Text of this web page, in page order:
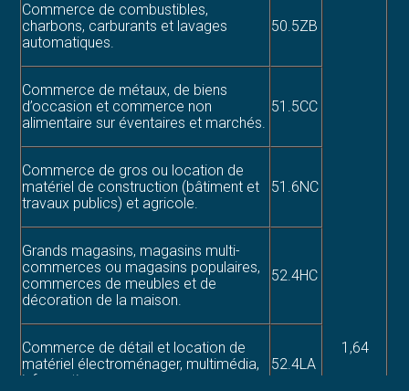
Commerce de combustibles,
charbons, carburants et lavages
automatiques.
50.5ZB
1,64
Commerce de métaux, de biens
d’occasion et commerce non
alimentaire sur éventaires et marchés.
51.5CC
Commerce de gros ou location de
matériel de construction (bâtiment et
travaux publics) et agricole.
51.6NC
Grands magasins, magasins multi-
commerces ou magasins populaires,
commerces de meubles et de
décoration de la maison.
52.4HC
Commerce de détail et location de
matériel électroménager, multimédia,
informatique.
52.4LA